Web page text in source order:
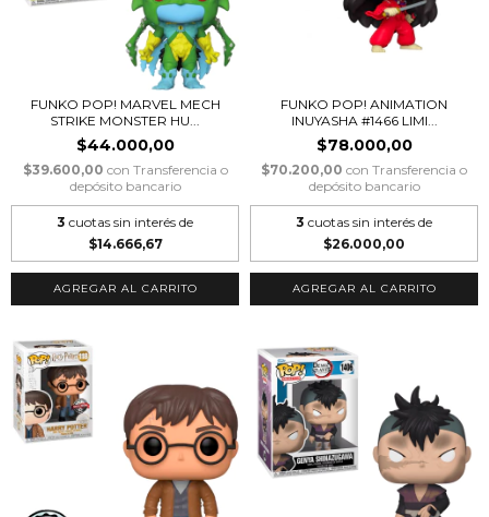
FUNKO POP! MARVEL MECH
STRIKE MONSTER HU...
$44.000,00
$39.600,00 con Transferencia o
depósito bancario
3 cuotas sin interés de
$14.666,67
FUNKO POP! ANIMATION
INUYASHA #1466 LIMI...
$78.000,00
$70.200,00 con Transferencia o
depósito bancario
3 cuotas sin interés de
$26.000,00